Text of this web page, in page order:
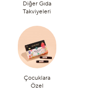
Diğer Gıda
Takviyeleri
Çocuklara
Özel